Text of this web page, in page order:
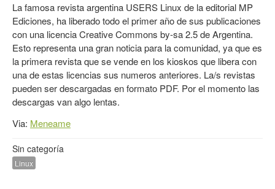
La famosa revista argentina USERS Linux de la editorial MP
Ediciones, ha liberado todo el primer año de sus publicaciones
con una licencia Creative Commons by-sa 2.5 de Argentina.
Esto representa una gran noticia para la comunidad, ya que es
la primera revista que se vende en los kioskos que libera con
una de estas licencias sus numeros anteriores. La/s revistas
pueden ser descargadas en formato PDF. Por el momento las
descargas van algo lentas.
Via: Meneame
Sin categoría
Linux